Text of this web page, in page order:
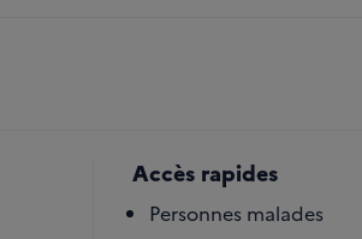
Accès rapides
Personnes malades